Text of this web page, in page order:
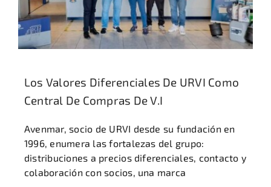
Los Valores Diferenciales De URVI Como
Central De Compras De V.I
Avenmar, socio de URVI desde su fundación en
1996, enumera las fortalezas del grupo:
distribuciones a precios diferenciales, contacto y
colaboración con socios, una marca